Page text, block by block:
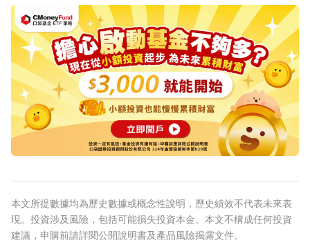
本文所提數據均為歷史數據或概念性說明，歷史績效不代表未來表
現。投資涉及風險，包括可能損失投資本金。本文不構成任何投資
建議，申購前請詳閱公開說明書及產品風險揭露文件。